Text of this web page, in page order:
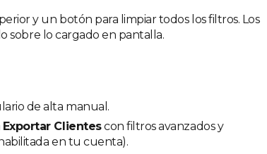
y un botón para limpiar todos los filtros. Los
sobre lo cargado en pantalla.
de alta manual.
Exportar Clientescon filtros avanzados y
en tu cuenta).